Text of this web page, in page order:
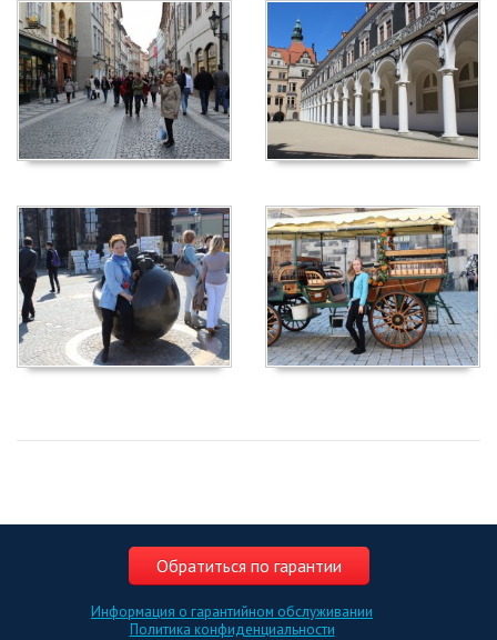
Обратиться по гарантии
Информация о гарантийном обслуживании
Политика конфиденциальности